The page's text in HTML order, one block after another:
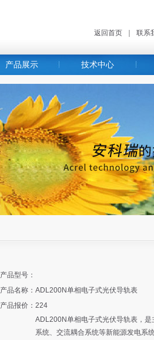
返回首页 联系
产品展示 技术中心
产品型号：
产品名称： ADL200N单相电子式光伏导轨表
产品报价： 224
ADL200N单相电子式光伏导轨表，
系统、交流耦合系统等新能源发电系